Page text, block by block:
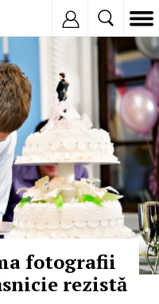
fotografii
rezistă